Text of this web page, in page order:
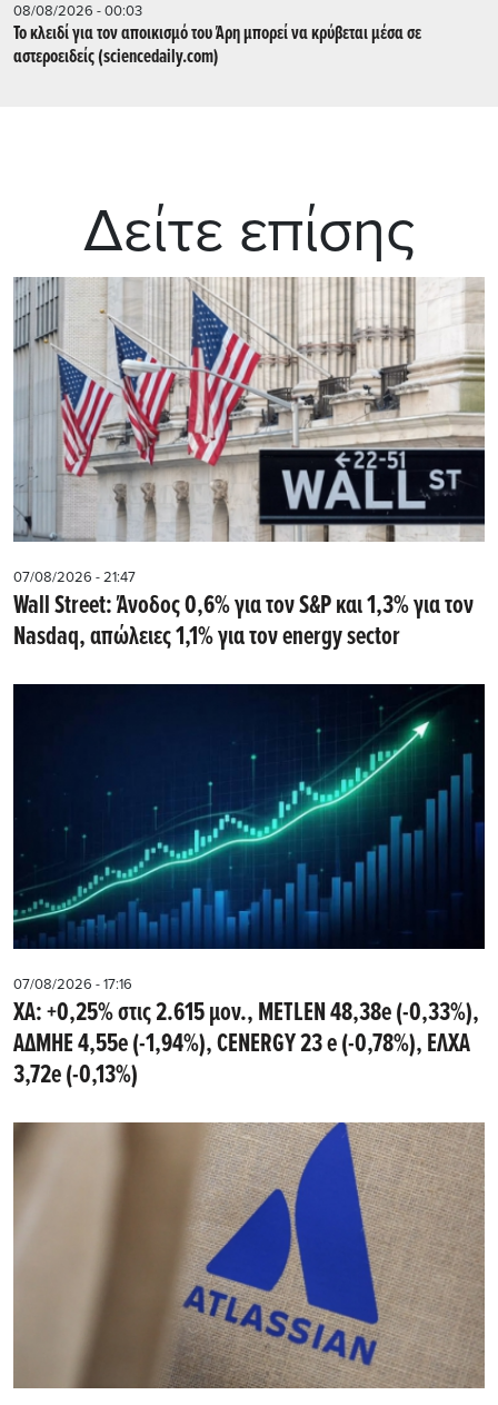
08/08/2026 - 00:03
Το κλειδί για τον αποικισμό του Άρη μπορεί να κρύβεται μέσα σε
αστεροειδείς (sciencedaily.com)
Δείτε επίσης
07/08/2026 - 21:47
Wall Street: Άνοδος 0,6% για τον S&P και 1,3% για τον
Nasdaq, απώλειες 1,1% για τον energy sector
07/08/2026 - 17:16
ΧΑ: +0,25% στις 2.615 μον., METLEN 48,38e (-0,33%),
ΑΔΜΗΕ 4,55e (-1,94%), CENERGY 23 e (-0,78%), ΕΛΧΑ
3,72e (-0,13%)